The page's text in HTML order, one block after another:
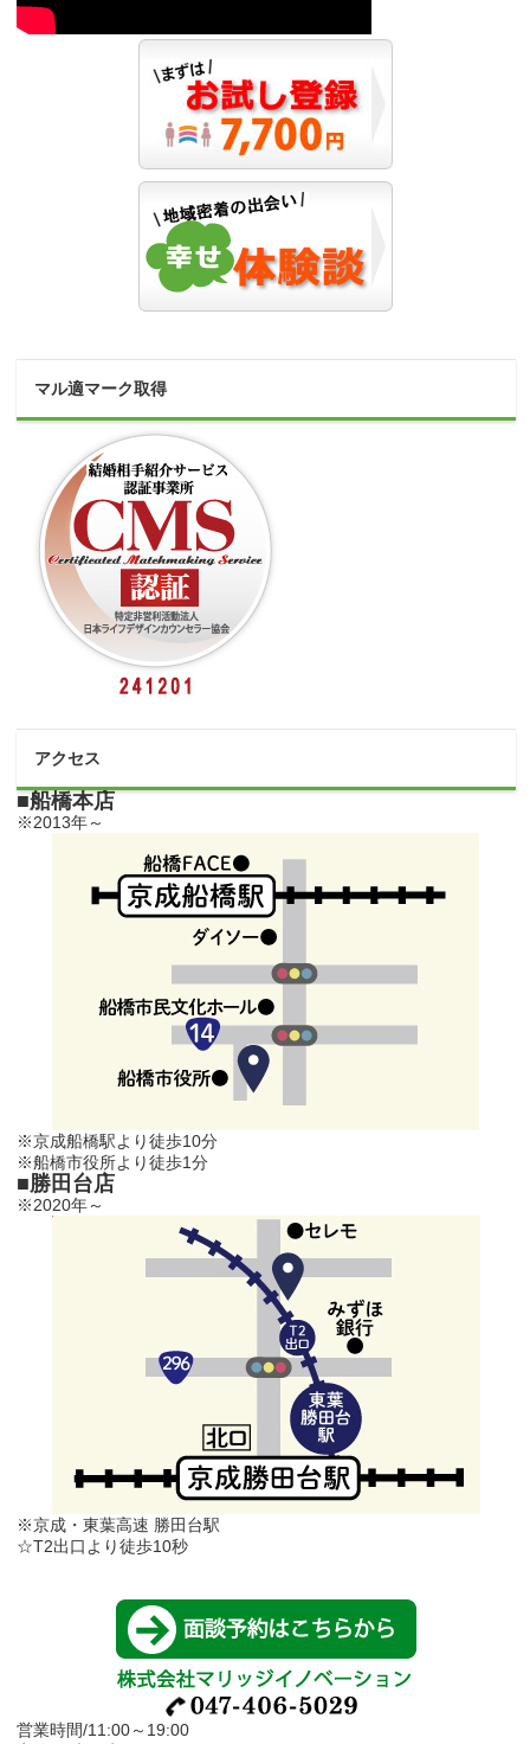
マル適マーク取得
アクセス
■船橋本店
※2013年～
※京成船橋駅より徒歩10分
※船橋市役所より徒歩1分
■勝田台店
※2020年～
※京成・東葉高速 勝田台駅
☆T2出口より徒歩10秒
営業時間/11:00～19:00